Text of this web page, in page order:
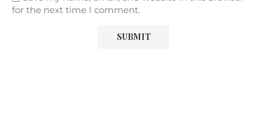
for the next time I comment.